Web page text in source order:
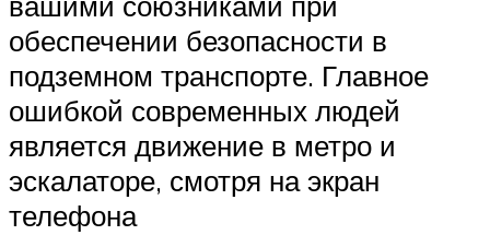
обеспечении безопасности в
подземном транспорте. Главное
ошибкой современных людей
является движение в метро и
эскалаторе, смотря на экран
телефона